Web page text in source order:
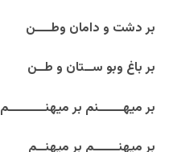
بر دشت و دامان وطــــن
بر باغ وبو ســتان و طــن
بر میهــــــنم بر میهنـــــــــم
بر میهنــــــم بر میهنــم